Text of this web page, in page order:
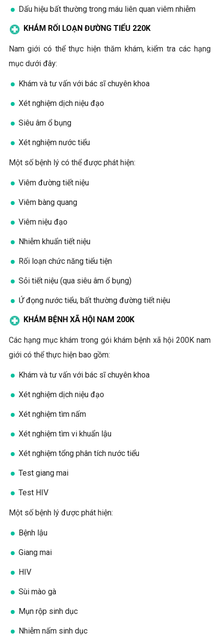
Dấu hiệu bất thường trong máu liên quan viêm nhiễm
KHÁM RỐI LOẠN ĐƯỜNG TIỂU 220K
Nam giới có thể thực hiện thăm khám, kiểm tra các hạng
mục dưới đây:
Khám và tư vấn với bác sĩ chuyên khoa
Xét nghiệm dịch niệu đạo
Siêu âm ổ bụng
Xét nghiệm nước tiểu
Một số bệnh lý có thể được phát hiện:
Viêm đường tiết niệu
Viêm bàng quang
Viêm niệu đạo
Nhiễm khuẩn tiết niệu
Rối loạn chức năng tiểu tiện
Sỏi tiết niệu (qua siêu âm ổ bụng)
Ứ đọng nước tiểu, bất thường đường tiết niệu
KHÁM BỆNH XÃ HỘI NAM 200K
Các hạng mục khám trong gói khám bệnh xã hội 200K nam
giới có thể thực hiện bao gồm:
Khám và tư vấn với bác sĩ chuyên khoa
Xét nghiệm dịch niệu đạo
Xét nghiệm tìm nấm
Xét nghiệm tìm vi khuẩn lậu
Xét nghiệm tổng phân tích nước tiểu
Test giang mai
Test HIV
Một số bệnh lý được phát hiện:
Bệnh lậu
Giang mai
HIV
Sùi mào gà
Mụn rộp sinh dục
Nhiễm nấm sinh dục